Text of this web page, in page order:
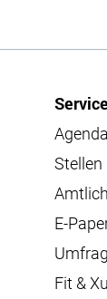
Service
Agenda
Stellen
E-
Fit &